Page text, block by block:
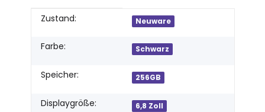
Produkteigenschaft
Wert
Zustand: Neuware
Farbe: Schwarz
Speicher: 256GB
Displaygröße: 6,8 Zoll